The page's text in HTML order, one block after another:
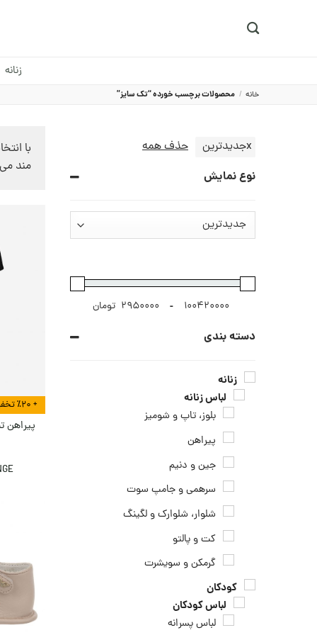
زنانه
خانه / محصولات برچسب خورده “تک سایز”
xجدیدترین حذف همه
نوع نمایش
تومان -
دسته بندی
زنانه
لباس زنانه
بلوز، تاپ و شومیز
پيراهن
جين و دنيم
سرهمی و جامپ سوت
شلوار، شلوارک و لگینگ
کت و پالتو
گرمکن و سويشرت
کودکان
لباس کودکان
لباس پسرانه
مند می
+ ٪۲۰ تخفیف بیشتر در هنگام تسویه
پیراهن